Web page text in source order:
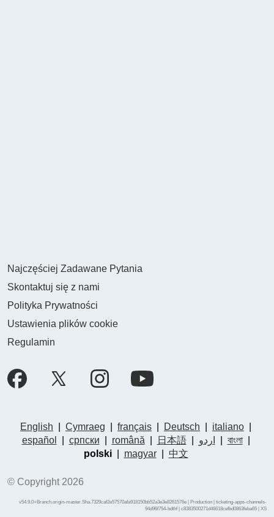
Najczęściej Zadawane Pytania
Skontaktuj się z nami
Polityka Prywatności
Ustawienia plików cookie
Regulamin
English Cymraeg français Deutsch italiano
español
српски română 日本語| اردو বাংলা|
polski| magyar| 中文
© Copyright 2026
v54.9.0+Branch.origin-master.Sha.7329caf2e57570afa918150bb52a3e3e8261576e | Production | ticketing-apps-channels-
94d96f754-bdthf | c8383500271d46618cefbd0863feba65 | XS